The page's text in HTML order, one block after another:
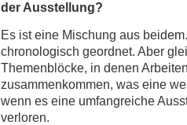
der Ausstellung?
Es ist eine Mischung aus
chronologisch geordnet. Aber
Themenblöcke, in denen
zusammenkommen, was eine
wenn es eine umfangreiche
verloren.